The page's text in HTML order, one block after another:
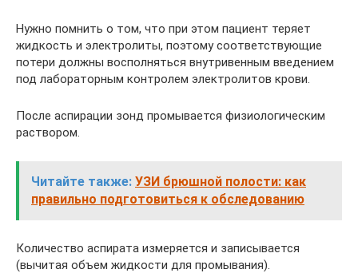
Нужно помнить о том, что при этом пациент теряет
жидкость и электролиты, поэтому соответствующие
потери должны восполняться внутривенным введением
под лабораторным контролем электролитов крови.
После аспирации зонд промывается физиологическим
раствором.
Читайте также: УЗИ брюшной полости: как
правильно подготовиться к обследованию
Количество аспирата измеряется и записывается
(вычитая объем жидкости для промывания).